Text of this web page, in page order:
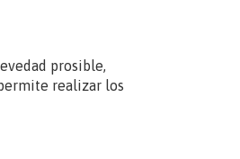
prosible,
realizar los